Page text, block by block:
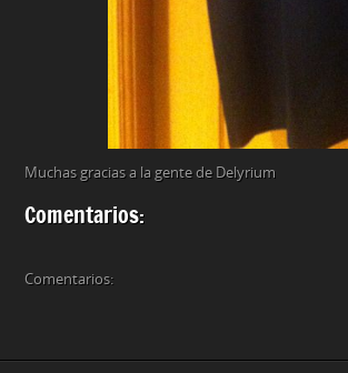
Muchas gracias a la gente de Delyrium
Comentarios:
Comentarios: